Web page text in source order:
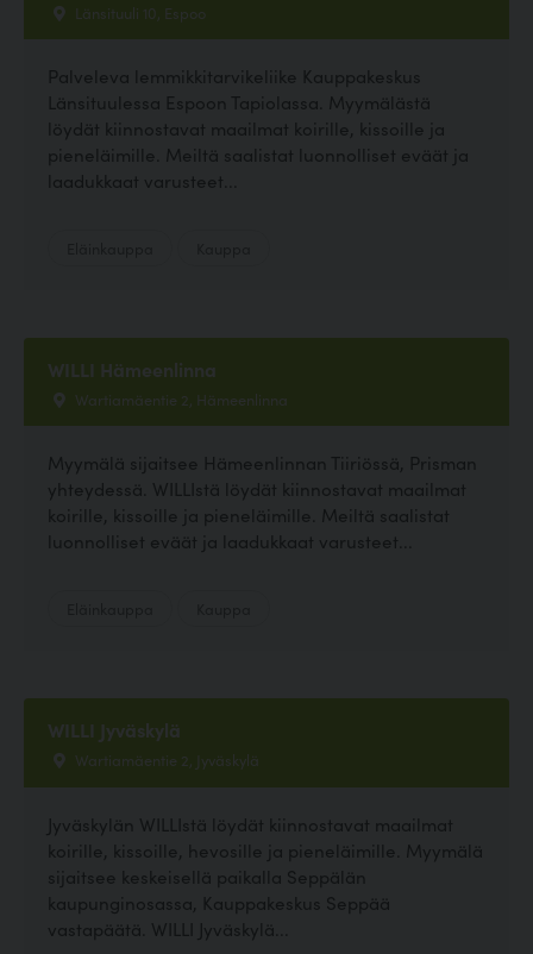
Länsituuli 10, Espoo
Palveleva lemmikkitarvikeliike Kauppakeskus
Länsituulessa Espoon Tapiolassa. Myymälästä
löydät kiinnostavat maailmat koirille, kissoille ja
pieneläimille. Meiltä saalistat luonnolliset eväät ja
laadukkaat varusteet...
WILLI Hämeenlinna
Wartiamäentie 2, Hämeenlinna
Myymälä sijaitsee Hämeenlinnan Tiiriössä, Prisman
yhteydessä. WILLIstä löydät kiinnostavat maailmat
koirille, kissoille ja pieneläimille. Meiltä saalistat
luonnolliset eväät ja laadukkaat varusteet...
WILLI Jyväskylä
Wartiamäentie 2, Jyväskylä
Jyväskylän WILLIstä löydät kiinnostavat maailmat
koirille, kissoille, hevosille ja pieneläimille. Myymälä
sijaitsee keskeisellä paikalla Seppälän
kaupunginosassa, Kauppakeskus Seppää
vastapäätä. WILLI Jyväskylä...